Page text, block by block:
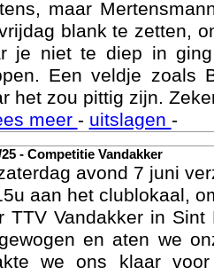
maar
blank te zetten,
je niet te diep in
Een veldje zoals
het zou pittig zijn.
meer - uitslagen -
25 - Competitie Vandakker
avond 7 juni
aan het clublokaal,
TTV Vandakker in
en aten we
we ons klaar